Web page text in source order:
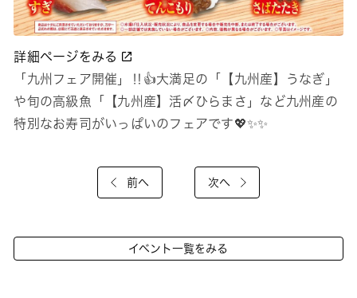
詳細ページをみる
「九州フェア開催」‼👍大満足の「【九州産】うなぎ」
や旬の高級魚「【九州産】活〆ひらまさ」など九州産の
特別なお寿司がいっぱいのフェアです💖✨✨
前へ 次へ
イベント一覧をみる